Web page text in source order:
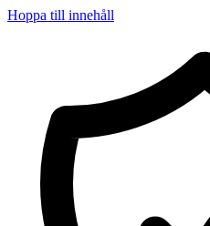
Hoppa till innehåll